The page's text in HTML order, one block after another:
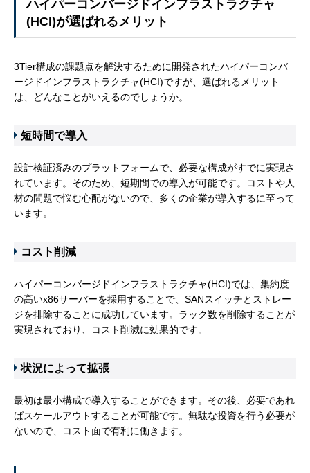
ハイパーコンバージドインフラストラクチャ
(HCI)が選ばれるメリット
3Tier構成の課題点を解決するために開発されたハイパーコンバ
ージドインフラストラクチャ(HCI)ですが、選ばれるメリット
は、どんなことがいえるのでしょうか。
短時間で導入
設計検証済みのプラットフォームで、必要な構成がすでに実現さ
れています。そのため、短期間での導入が可能です。コストや人
材の問題で悩む心配がないので、多くの企業が導入するに至って
います。
コスト削減
ハイパーコンバージドインフラストラクチャ(HCI)では、集約度
の高いx86サーバーを採用することで、SANスイッチとストレー
ジを排除することに成功しています。ラック数を削除することが
実現されており、コスト削減に効果的です。
状況によって拡張
最初は最小構成で導入することができます。その後、必要であれ
ばスケールアウトすることが可能です。無駄な投資を行う必要が
ないので、コスト面で有利に働きます。